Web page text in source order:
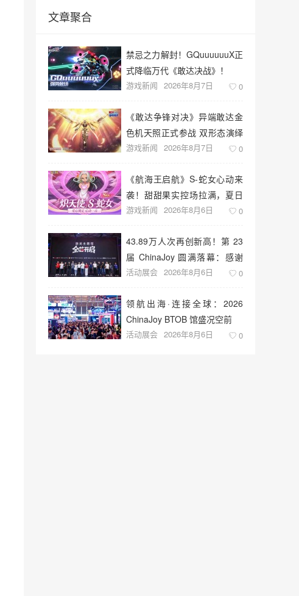
文章聚合
禁忌之力解封！GQuuuuuuX正
式降临万代《敢达决战》！
游戏新闻 2026年8月7日 0
《敢达争锋对决》异端敢达金
色机天照正式参战 双形态演绎
空中战技
游戏新闻 2026年8月7日 0
《航海王启航》S-蛇女心动来
袭！甜甜果实控场拉满，夏日
盛宴开启
游戏新闻 2026年8月6日 0
43.89万人次再创新高！第 23
届 ChinaJoy 圆满落幕：感谢
有你，共赴这场“与 AI 同游”的
活动展会 2026年8月6日 0
领航出海·连接全球：2026
ChinaJoy BTOB 馆盛况空前
活动展会 2026年8月6日 0